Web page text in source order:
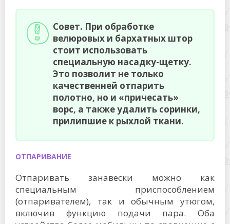
Совет. При обработке
велюровых и бархатных штор
стоит использовать
специальную насадку-щетку.
Это позволит не только
качественней отпарить
полотно, но и «причесать»
ворс, а также удалить соринки,
прилипшие к рыхлой ткани.
ОТПАРИВАНИЕ
Отпаривать занавески можно как
специальным приспособлением
(отпаривателем), так и обычным утюгом,
включив функцию подачи пара. Оба